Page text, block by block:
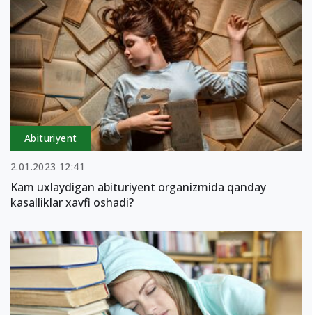
Abituriyent
2.01.2023 12:41
Kam uxlaydigan abituriyent organizmida qanday
kasalliklar xavfi oshadi?